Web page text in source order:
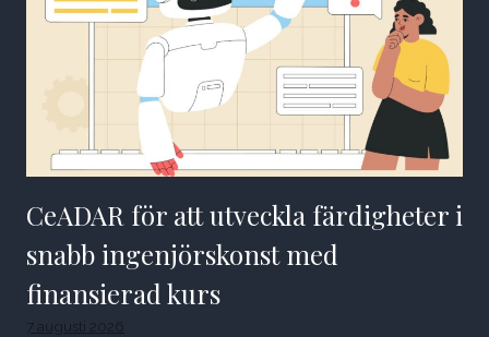
CeADAR för att utveckla färdigheter i
snabb ingenjörskonst med
finansierad kurs
7 augusti 2026